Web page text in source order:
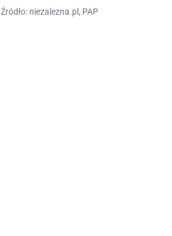
Źródło: niezalezna.pl, PAP